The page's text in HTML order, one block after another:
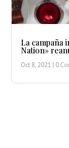
La campaña
Nation»
Oct 8, 2021 | 0